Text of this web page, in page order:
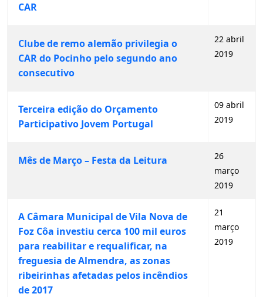
CAR
Clube de remo alemão privilegia o
CAR do Pocinho pelo segundo ano
consecutivo
22 abril
2019
Terceira edição do Orçamento
Participativo Jovem Portugal
09 abril
2019
Mês de Março – Festa da Leitura
26
março
2019
A Câmara Municipal de Vila Nova de
Foz Côa investiu cerca 100 mil euros
para reabilitar e requalificar, na
freguesia de Almendra, as zonas
ribeirinhas afetadas pelos incêndios
de 2017
21
março
2019